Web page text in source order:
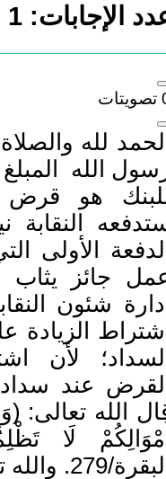
الإجابات: 1
تصويتات
لله
الله المبلغ
هو قرض
النقابة
الأولى
جائز يثاب
شئون
الزيادة
لأن
عند
الله تعالى:
لَا
279. والله تعالى أعلم.